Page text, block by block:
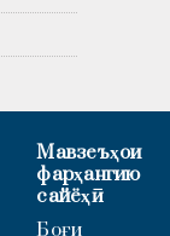
Мавзеъҳои
фарҳангию
сайёҳӣ
Боғи